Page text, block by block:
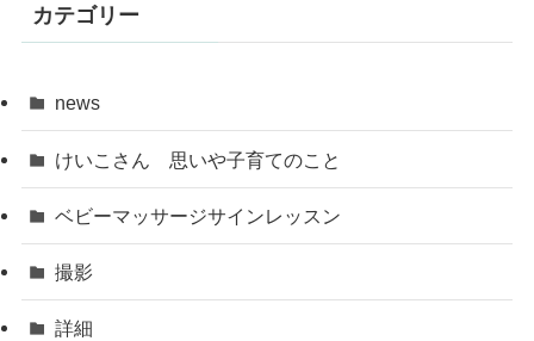
カテゴリー
news
けいこさん 思いや子育てのこと
ベビーマッサージサインレッスン
撮影
詳細